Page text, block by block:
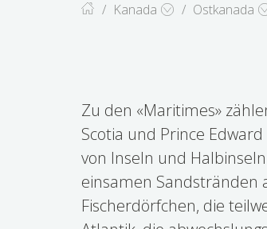
Kanada Ostkanada
Zu den «Maritimes»
Scotia und Prince
von Inseln und
einsamen Sandstränden
Fischerdörfchen, die